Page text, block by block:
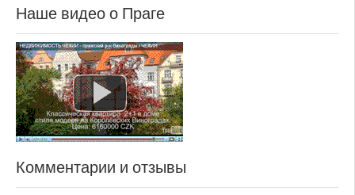
Наше видео о Праге
Комментарии и отзывы